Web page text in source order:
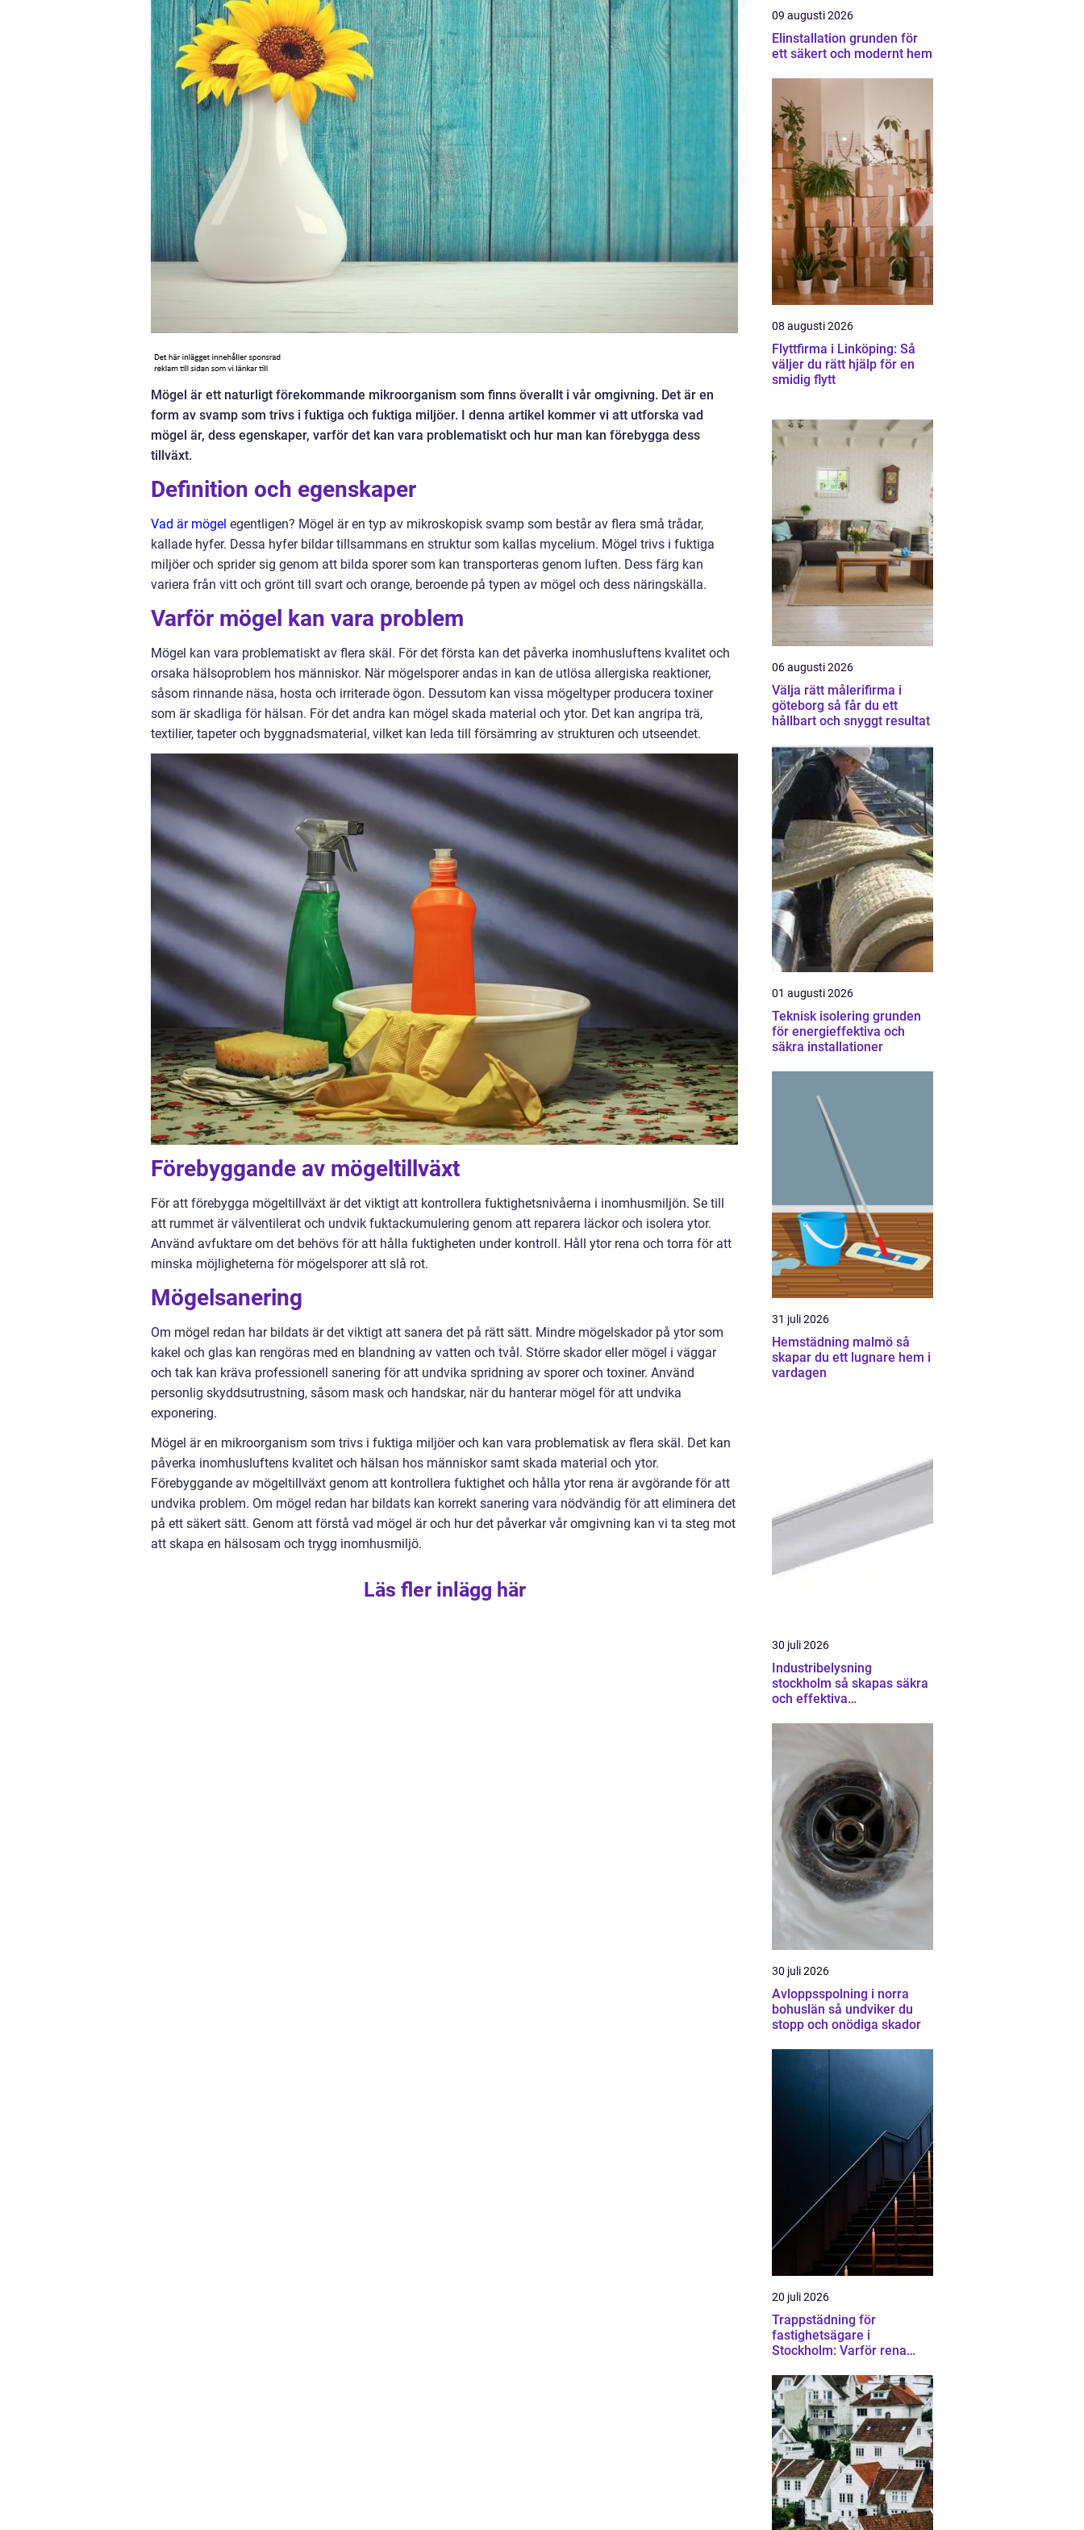
Mögel är ett naturligt förekommande mikroorganism som finns överallt i vår omgivning. Det är en
form av svamp som trivs i fuktiga och fuktiga miljöer. I denna artikel kommer vi att utforska vad
mögel är, dess egenskaper, varför det kan vara problematiskt och hur man kan förebygga dess
tillväxt.
Definition och egenskaper
Vad är mögel egentligen? Mögel är en typ av mikroskopisk svamp som består av flera små trådar,
kallade hyfer. Dessa hyfer bildar tillsammans en struktur som kallas mycelium. Mögel trivs i fuktiga
miljöer och sprider sig genom att bilda sporer som kan transporteras genom luften. Dess färg kan
variera från vitt och grönt till svart och orange, beroende på typen av mögel och dess näringskälla.
Varför mögel kan vara problem
Mögel kan vara problematiskt av flera skäl. För det första kan det påverka inomhusluftens kvalitet och
orsaka hälsoproblem hos människor. När mögelsporer andas in kan de utlösa allergiska reaktioner,
såsom rinnande näsa, hosta och irriterade ögon. Dessutom kan vissa mögeltyper producera toxiner
som är skadliga för hälsan. För det andra kan mögel skada material och ytor. Det kan angripa trä,
textilier, tapeter och byggnadsmaterial, vilket kan leda till försämring av strukturen och utseendet.
Förebyggande av mögeltillväxt
För att förebygga mögeltillväxt är det viktigt att kontrollera fuktighetsnivåerna i inomhusmiljön. Se till
att rummet är välventilerat och undvik fuktackumulering genom att reparera läckor och isolera ytor.
Använd avfuktare om det behövs för att hålla fuktigheten under kontroll. Håll ytor rena och torra för att
minska möjligheterna för mögelsporer att slå rot.
Mögelsanering
Om mögel redan har bildats är det viktigt att sanera det på rätt sätt. Mindre mögelskador på ytor som
kakel och glas kan rengöras med en blandning av vatten och tvål. Större skador eller mögel i väggar
och tak kan kräva professionell sanering för att undvika spridning av sporer och toxiner. Använd
personlig skyddsutrustning, såsom mask och handskar, när du hanterar mögel för att undvika
exponering.
Mögel är en mikroorganism som trivs i fuktiga miljöer och kan vara problematisk av flera skäl. Det kan
påverka inomhusluftens kvalitet och hälsan hos människor samt skada material och ytor.
Förebyggande av mögeltillväxt genom att kontrollera fuktighet och hålla ytor rena är avgörande för att
undvika problem. Om mögel redan har bildats kan korrekt sanering vara nödvändig för att eliminera det
på ett säkert sätt. Genom att förstå vad mögel är och hur det påverkar vår omgivning kan vi ta steg mot
att skapa en hälsosam och trygg inomhusmiljö.
Läs fler inlägg här
09 augusti 2026
Elinstallation grunden för
ett säkert och modernt hem
08 augusti 2026
Flyttfirma i Linköping: Så
väljer du rätt hjälp för en
smidig flytt
06 augusti 2026
Välja rätt målerifirma i
göteborg så får du ett
hållbart och snyggt resultat
01 augusti 2026
Teknisk isolering grunden
för energieffektiva och
säkra installationer
31 juli 2026
Hemstädning malmö så
skapar du ett lugnare hem i
vardagen
30 juli 2026
Industribelysning
stockholm så skapas säkra
och effektiva
30 juli 2026
Avloppsspolning i norra
bohuslän så undviker du
stopp och onödiga skador
20 juli 2026
Trappstädning för
fastighetsägare i
Stockholm: Varför rena
än du tror